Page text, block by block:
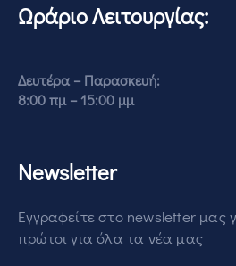
Ωράριο Λειτουργίας:
Δευτέρα – Παρασκευή:
8:00 πμ – 15:00 μμ
Newsletter
Εγγραφείτε στο newsletter μας
πρώτοι για όλα τα νέα μας